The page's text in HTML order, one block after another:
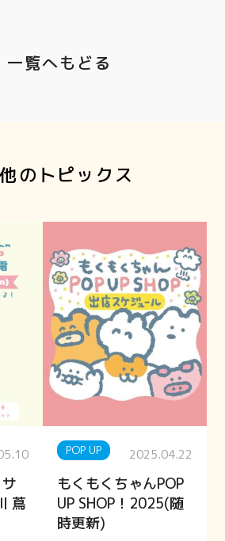
覧へもどる
のトピックス
蔦
POP UP 2025.04.22
もくもくちゃんPOP
UP SHOP！2025(随
時更新)